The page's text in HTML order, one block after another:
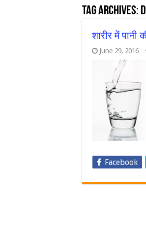
Tag Archives:
शारीर में
June 29, 2016
Facebook